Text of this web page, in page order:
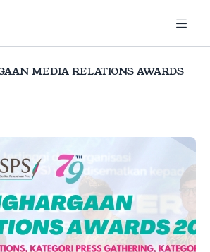
MEDIA RELATIONS AWARDS